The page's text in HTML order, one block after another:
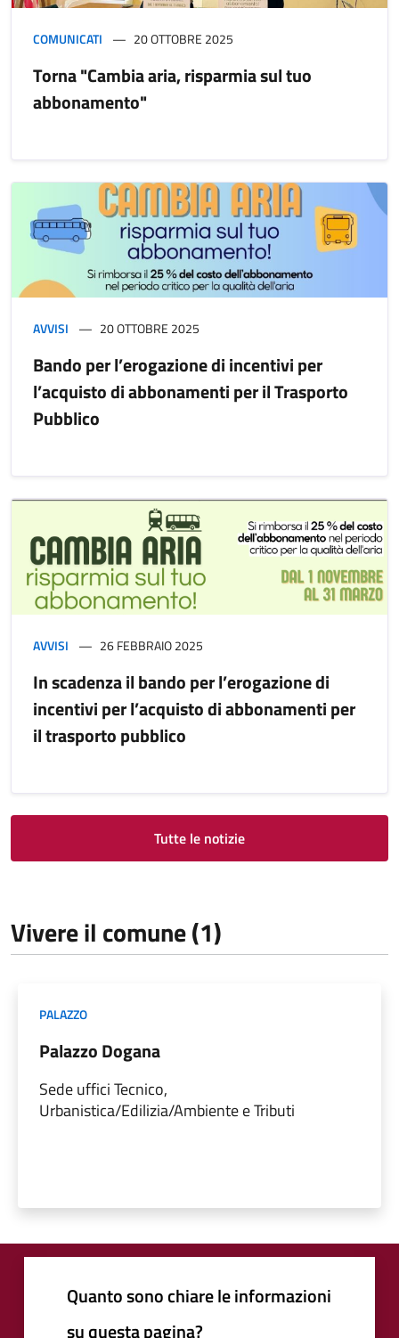
COMUNICATI 20 OTTOBRE 2025
Torna "Cambia aria, risparmia sul tuo
abbonamento"
AVVISI 20 OTTOBRE 2025
Bando per l’erogazione di incentivi per
l’acquisto di abbonamenti per il Trasporto
Pubblico
AVVISI 26 FEBBRAIO 2025
In scadenza il bando per l’erogazione di
incentivi per l’acquisto di abbonamenti per
il trasporto pubblico
Tutte le notizie
Vivere il comune (1)
PALAZZO
Palazzo Dogana
Sede uffici Tecnico,
Urbanistica/Edilizia/Ambiente e Tributi
Quanto sono chiare le informazioni
su questa pagina?